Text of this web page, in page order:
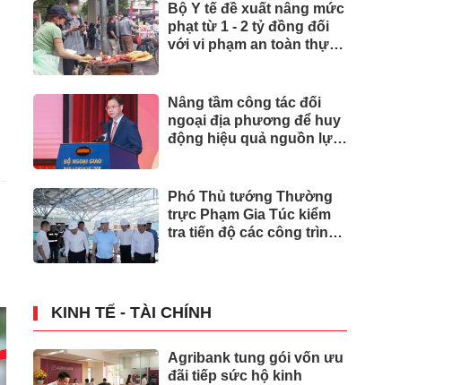
Bộ Y tế đề xuất nâng mức
phạt từ 1 - 2 tỷ đồng đối
với vi phạm an toàn thực
Nâng tầm công tác đối
ngoại địa phương để huy
động hiệu quả nguồn lực
Phó Thủ tướng Thường
trực Phạm Gia Túc kiểm
tra tiến độ các công trình
KINH TẾ - TÀI CHÍNH
Agribank tung gói vốn ưu
đãi tiếp sức hộ kinh